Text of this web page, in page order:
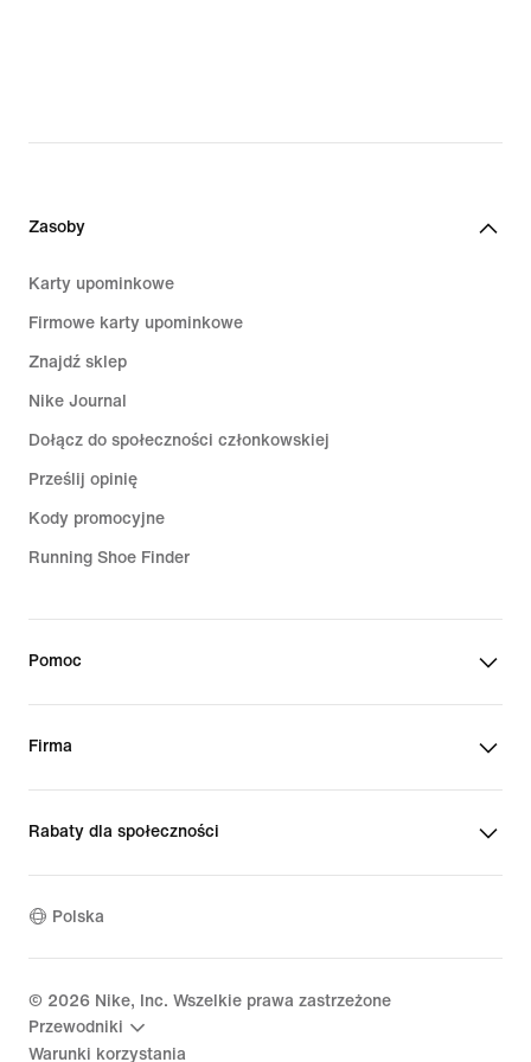
Zasoby
Karty upominkowe
Firmowe karty upominkowe
Znajdź sklep
Nike Journal
Dołącz do społeczności członkowskiej
Prześlij opinię
Kody promocyjne
Running Shoe Finder
Pomoc
Firma
Rabaty dla społeczności
Polska
© 2026 Nike, Inc. Wszelkie prawa zastrzeżone
Przewodniki
Warunki korzystania